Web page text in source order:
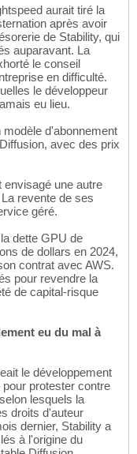
aurait tiré la
après avoir
de Stability, qui
auparavant. La
le conseil
en difficulté.
le développeur
eu lieu.
d'abonnement
avec des prix
envisagé une autre
revente de ses
géré.
dette GPU de
de dollars en 2024,
contrat avec AWS.
pour revendre la
de capital-risque
eu du mal à
le développement
protester contre
lesquels la
droits d'auteur
dernier, Stability a
à l'origine du